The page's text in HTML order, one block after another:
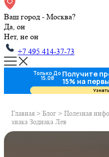
Ваш город - Москва?
Да, он
Нет, не он
+7 495 414-37-73
Главная > Блог > Полезная
знака Зодиака Лев
Только До
15.08 Получите
15% на